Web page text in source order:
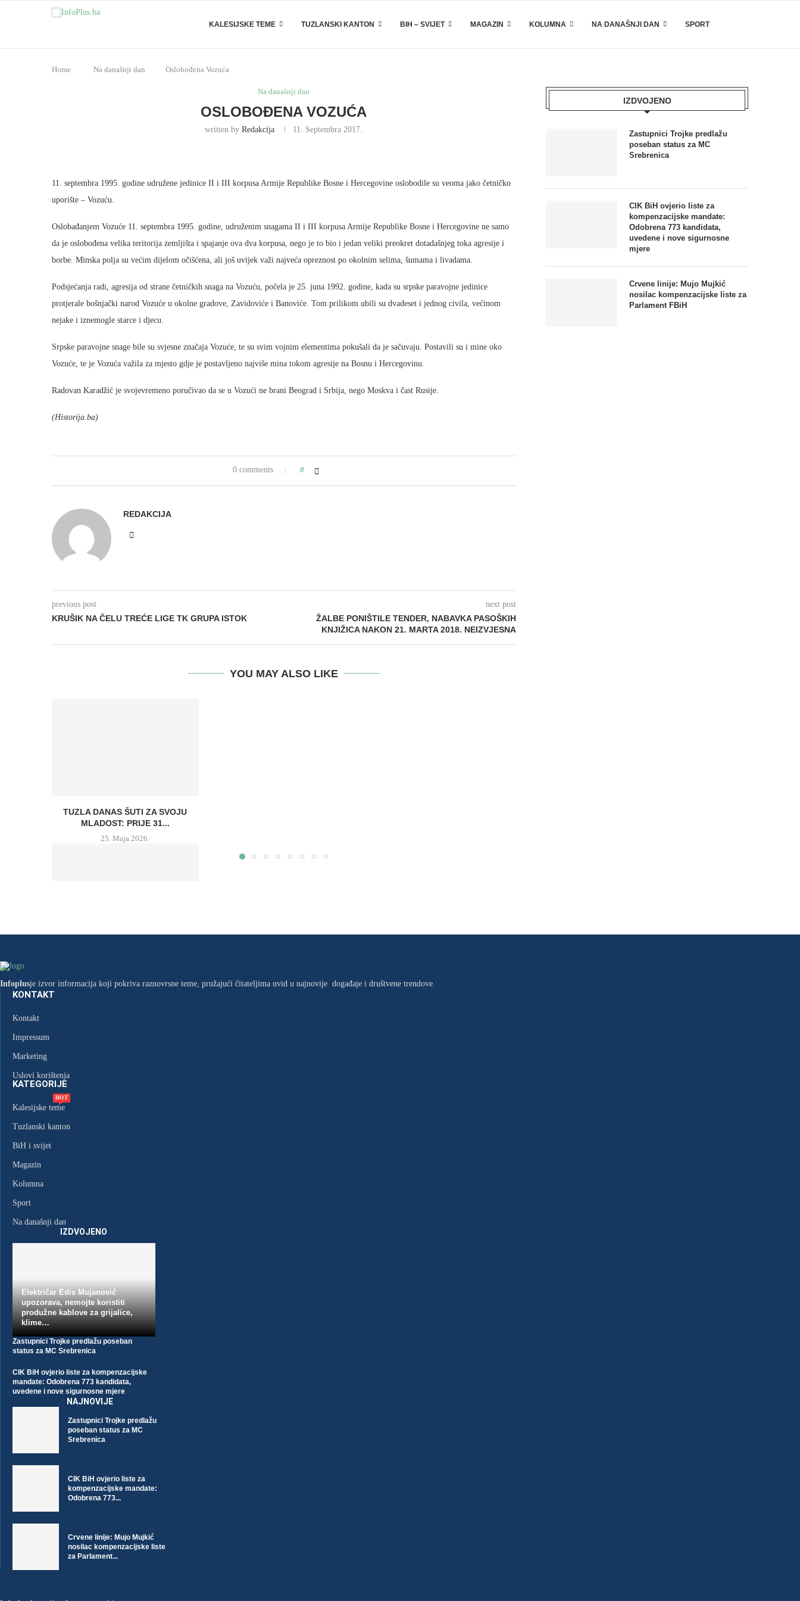
KALESIJSKE TEME TUZLANSKI KANTON BIH – SVIJET MAGAZIN KOLUMNA NA DANAŠNJI DAN SPORT
Home Na današnji dan Oslobođena Vozuća
Na današnji dan
OSLOBOĐENA VOZUĆA
written byRedakcija 11. Septembra 2017.
11. septembra 1995. godine udružene jedinice II i III korpusa Armije Republike Bosne i Hercegovine oslobodile su veoma jako četničko
uporište – Vozuću.
Oslobađanjem Vozuće 11. septembra 1995. godine, udruženim snagama II i III korpusa Armije Republike Bosne i Hercegovine ne samo
da je oslobođena velika teritorija zemljišta i spajanje ova dva korpusa, nego je to bio i jedan veliki preokret dotadašnjeg toka agresije i
borbe. Minska polja su većim dijelom očišćena, ali još uvijek važi najveća opreznost po okolnim selima, šumama i livadama.
Podsjećanja radi, agresija od strane četničkih snaga na Vozuću, počela je 25. juna 1992. godine, kada su srpske paravojne jedinice
protjerale bošnjački narod Vozuće u okolne gradove, Zavidoviće i Banoviće. Tom prilikom ubili su dvadeset i jednog civila, većinom
nejake i iznemogle starce i djecu.
Srpske paravojne snage bile su svjesne značaja Vozuće, te su svim vojnim elementima pokušali da je sačuvaju. Postavili su i mine oko
Vozuće, te je Vozuća važila za mjesto gdje je postavljeno najviše mina tokom agresije na Bosnu i Hercegovinu.
Radovan Karadžić je svojevremeno poručivao da se u Vozući ne brani Beograd i Srbija, nego Moskva i čast Rusije.
(Historija.ba)
0 comments 0
REDAKCIJA
previous post
KRUŠIK NA ČELU TREĆE LIGE TK GRUPA ISTOK
next post
ŽALBE PONIŠTILE TENDER, NABAVKA PASOŠKIH
KNJIŽICA NAKON 21. MARTA 2018. NEIZVJESNA
YOU MAY ALSO LIKE
TUZLA DANAS ŠUTI ZA SVOJU
MLADOST: PRIJE 31...
25. Maja 2026.
22. Maja 2026.
JOSIP BROZ TITO JE PREMINUO
NA DANAŠNJI DAN POGINUO JE
DŽEMAL BIJEDIĆ, VELIKAN...
18. Januara 2026.
GODIŠNJICA SMRTI ALIJE
IZETBEGOVIĆA: “AKO BIH SE
MORAO...
IZDVOJENO
Zastupnici Trojke predlažu
poseban status za MC
Srebrenica
CIK BiH ovjerio liste za
kompenzacijske mandate:
Odobrena 773 kandidata,
uvedene i nove sigurnosne
mjere
Crvene linije: Mujo Mujkić
nosilac kompenzacijske liste za
Parlament FBiH
Infoplusje izvor informacija koji pokriva raznovrsne teme, pružajući čitateljima uvid u najnovije događaje i društvene trendove.
KONTAKT
Kontakt
Impressum
Marketing
Uslovi korištenja
KATEGORIJE
Kalesijske teme
HOT
Tuzlanski kanton
BiH i svijet
Magazin
Kolumna
Sport
Na današnji dan
IZDVOJENO
Električar Edis Mujanović
upozorava, nemojte koristiti
produžne kablove za grijalice,
klime…
Zastupnici Trojke predlažu poseban
status za MC Srebrenica
CIK BiH ovjerio liste za kompenzacijske
mandate: Odobrena 773 kandidata,
uvedene i nove sigurnosne mjere
NAJNOVIJE
Zastupnici Trojke predlažu
poseban status za MC
Srebrenica
CIK BiH ovjerio liste za
kompenzacijske mandate:
Odobrena 773...
Crvene linije: Mujo Mujkić
nosilac kompenzacijske liste
za Parlament...